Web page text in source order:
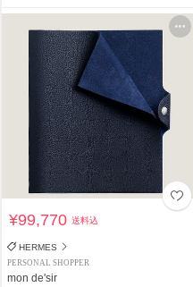
¥99,770送料込
HERMES
PERSONAL SHOPPER
mon de'sir